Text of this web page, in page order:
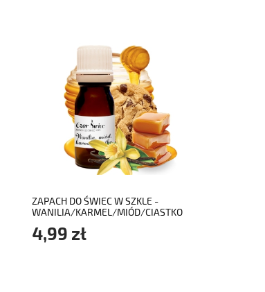
ZAPACH DO ŚWIEC W SZKLE -
WANILIA/KARMEL/MIÓD/CIASTKO
4,99 zł
do koszyka